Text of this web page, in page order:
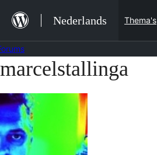
naar
de
Nederlands Thema's
Ga
de
inhoud
marcelstallinga